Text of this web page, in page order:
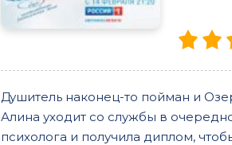
Душитель наконец-то пойман и
Алина уходит со службы в
психолога и получила диплом,